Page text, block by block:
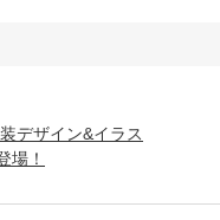
デザイン&イラス
場！